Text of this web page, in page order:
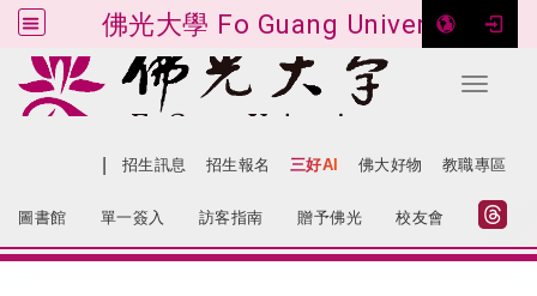
佛光大學 Fo Guang University
Toggle
跳到主要內容
招生訊息 招生報名 三好AI 佛大好物 教職專區
圖書館 單一簽入 訪客指南 贈予佛光 校友會